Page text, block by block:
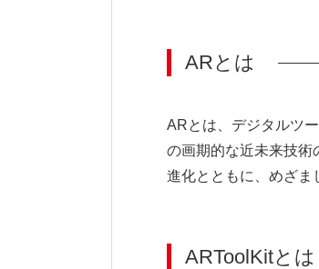
ARとは
ARとは、デジタルツ
の画期的な近未来技術
進化とともに、めざま
ARToolKitとは